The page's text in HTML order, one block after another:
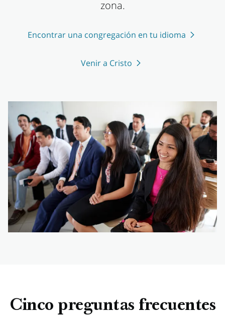
zona.
Encontrar una congregación en tu idioma
Venir a Cristo
Cinco preguntas frecuentes